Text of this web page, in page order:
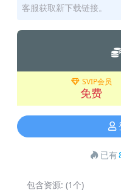
客服获取新下载链接。
SVIP会员
免费
已有
包含资源: (1个)